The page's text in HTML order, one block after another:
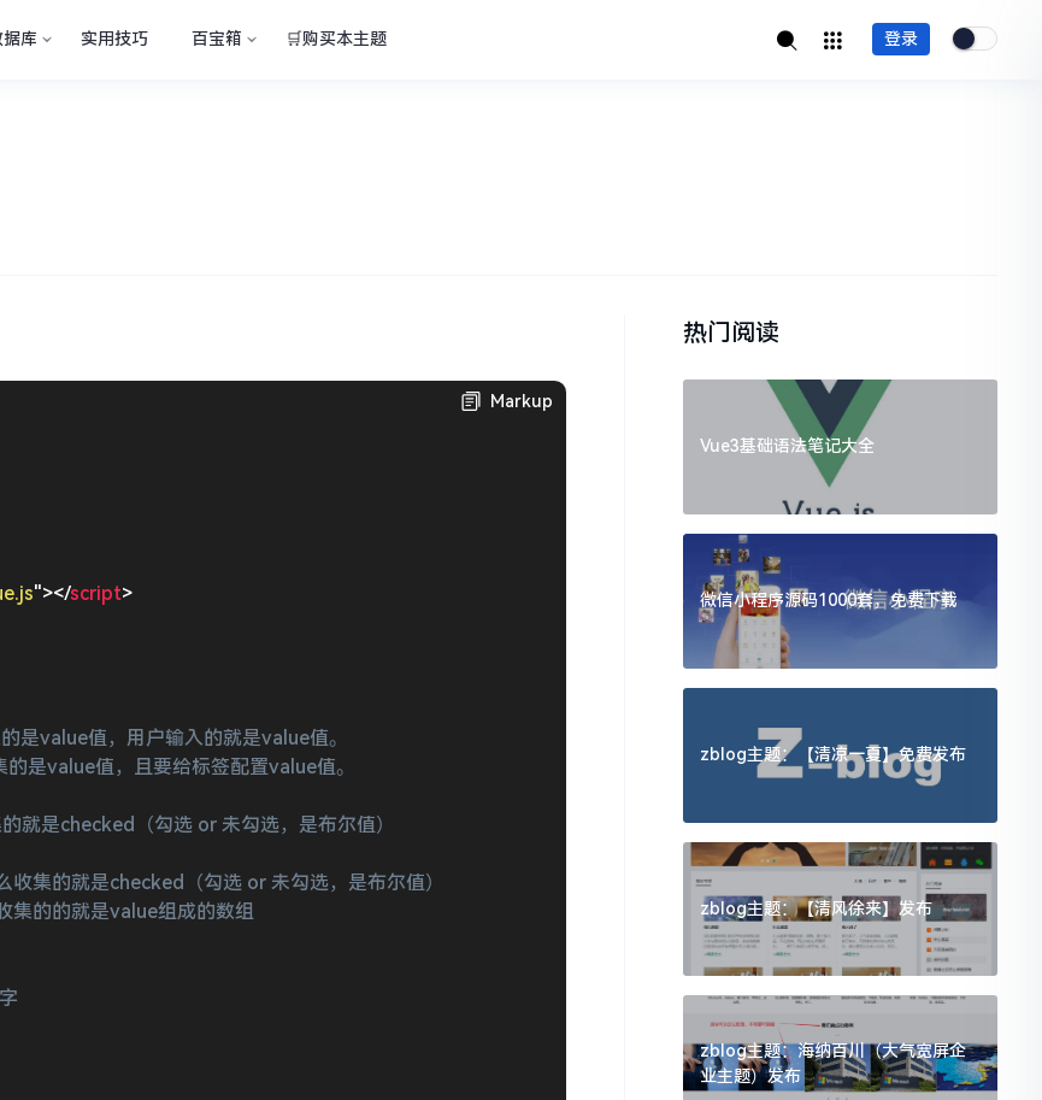
据库 实用技巧 百宝箱 🛒购买本主题 登录
Markup
"></script>
集的是value值，用户输入的就是value值。
集的是value值，且要给标签配置value值。
收集的就是checked（勾选 or 未勾选，是布尔值）
，那么收集的就是checked（勾选 or 未勾选，是布尔值）
么收集的的就是value组成的数组
热门阅读
Vue3基础语法笔记大全
微信小程序源码1000套，免费下载
zblog主题：【清凉一夏】免费发布
zblog主题：【清风徐来】发布
zblog主题：海纳百川（大气宽屏企
业主题）发布